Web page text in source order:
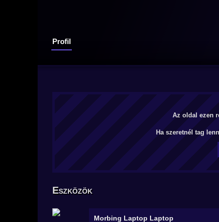
Profil
Az oldal ezen
Ha szeretnél tag
Eszközök
Morbing Laptop Laptop